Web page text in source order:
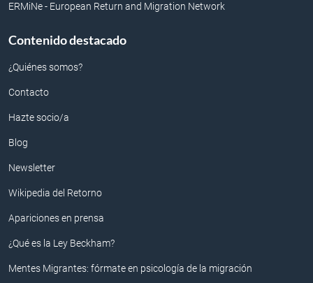
ERMiNe - European Return and Migration Network
Contenido destacado
¿Quiénes somos?
Contacto
Hazte socio/a
Blog
Newsletter
Wikipedia del Retorno
Apariciones en prensa
¿Qué es la Ley Beckham?
Mentes Migrantes: fórmate en psicología de la migración